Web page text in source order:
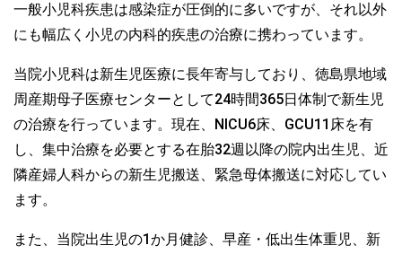
一般小児科疾患は感染症が圧倒的に多いですが、それ以外
にも幅広く小児の内科的疾患の治療に携わっています。
当院小児科は新生児医療に長年寄与しており、徳島県地域
周産期母子医療センターとして24時間365日体制で新生児
の治療を行っています。現在、NICU6床、GCU11床を有
し、集中治療を必要とする在胎32週以降の院内出生児、近
隣産婦人科からの新生児搬送、緊急母体搬送に対応してい
ます。
また、当院出生児の1か月健診、早産・低出生体重児、新